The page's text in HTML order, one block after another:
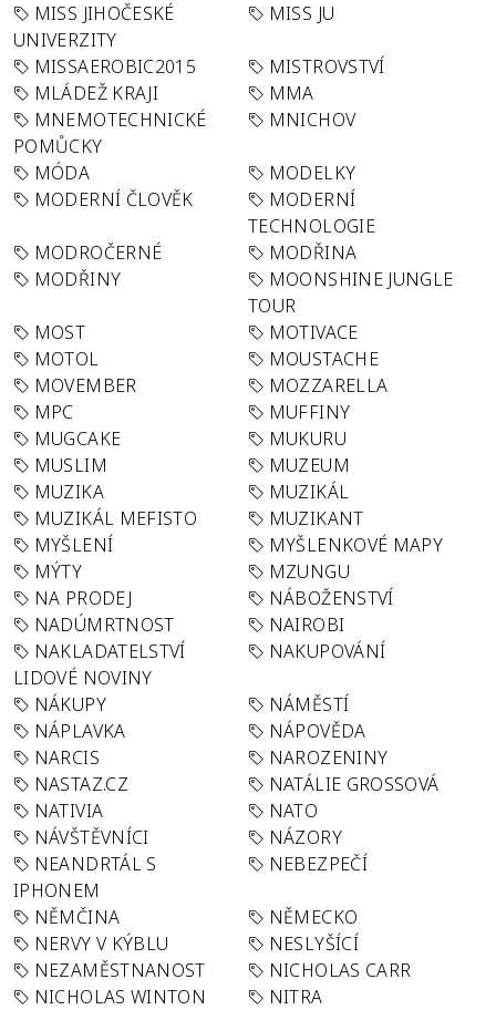
MISS JIHOČESKÉ
UNIVERZITY
MISS JU
MISSAEROBIC2015
MISTROVSTVÍ
MLÁDEŽ KRAJI
MMA
MNEMOTECHNICKÉ
POMŮCKY
MNICHOV
MÓDA
MODELKY
MODERNÍ ČLOVĚK
MODERNÍ
TECHNOLOGIE
MODROČERNÉ
MODŘINA
MODŘINY
MOONSHINE JUNGLE
TOUR
MOST
MOTIVACE
MOTOL
MOUSTACHE
MOVEMBER
MOZZARELLA
MPC
MUFFINY
MUGCAKE
MUKURU
MUSLIM
MUZEUM
MUZIKA
MUZIKÁL
MUZIKÁL MEFISTO
MUZIKANT
MYŠLENÍ
MYŠLENKOVÉ MAPY
MÝTY
MZUNGU
NA PRODEJ
NÁBOŽENSTVÍ
NADÚMRTNOST
NAIROBI
NAKLADATELSTVÍ
LIDOVÉ NOVINY
NAKUPOVÁNÍ
NÁKUPY
NÁMĚSTÍ
NÁPLAVKA
NÁPOVĚDA
NARCIS
NAROZENINY
NASTAZ.CZ
NATÁLIE GROSSOVÁ
NATIVIA
NATO
NÁVŠTĚVNÍCI
NÁZORY
NEANDRTÁL S
IPHONEM
NEBEZPEČÍ
NĚMČINA
NĚMECKO
NERVY V KÝBLU
NESLYŠÍCÍ
NEZAMĚSTNANOST
NICHOLAS CARR
NICHOLAS WINTON
NITRA